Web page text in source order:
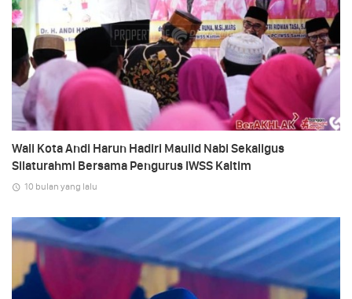
Wali Kota Andi Harun Hadiri Maulid Nabi Sekaligus
Silaturahmi Bersama Pengurus IWSS Kaltim
10 bulan yang lalu